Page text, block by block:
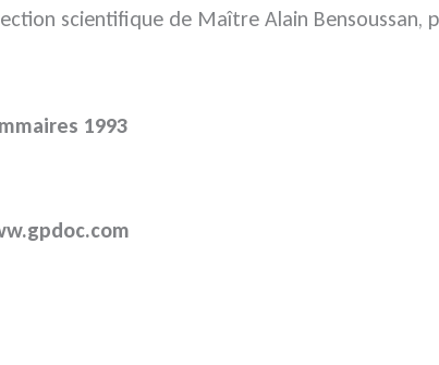
scientifique de Maître Alain
1993